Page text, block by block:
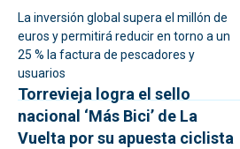
La inversión global supera el millón de
euros y permitirá reducir en torno a un
25 % la factura de pescadores y
usuarios
Torrevieja logra el sello
nacional ‘Más Bici’ de La
Vuelta por su apuesta ciclista